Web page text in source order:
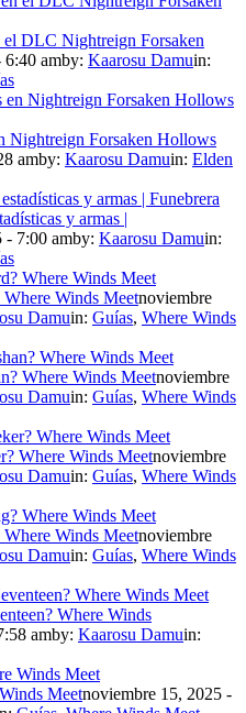
DLC Nightreign Forsaken
6:40 amby: Kaarosu Damuin:
Nightreign Forsaken Hollows
amby: Kaarosu Damuin: Elden
y armas |
- 7:00 amby: Kaarosu Damuin:
Winds Meetnoviembre
Damuin: Guías, Where Winds
Where Winds Meetnoviembre
Damuin: Guías, Where Winds
Where Winds Meetnoviembre
Damuin: Guías, Where Winds
Winds Meetnoviembre
Damuin: Guías, Where Winds
Where Winds
amby: Kaarosu Damuin:
Meetnoviembre 15, 2025 -